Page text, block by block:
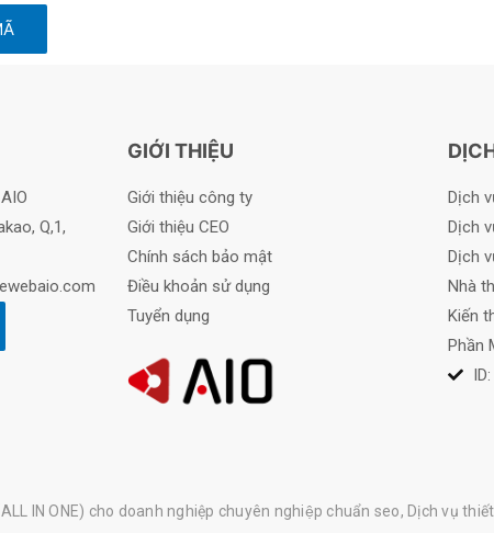
AIO
Q,1,
GIỚI THIỆU
Giới thiệu công ty
Giới thiệu CEO
Chính sách bảo mật
Điều khoản sử dụng
Tuyển dụng
Dịch
Dịch
Dịch
Nhà
Kiến
Phần
IN ONE) cho doanh nghiệp chuyên nghiệp chuẩn seo, Dịch vụ